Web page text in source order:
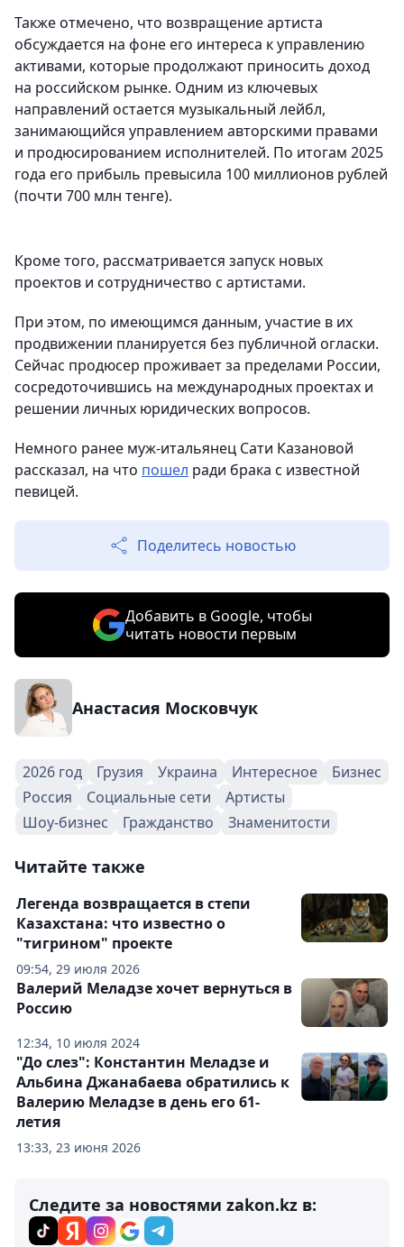
Также отмечено, что возвращение артиста
обсуждается на фоне его интереса к управлению
активами, которые продолжают приносить доход
на российском рынке. Одним из ключевых
направлений остается музыкальный лейбл,
занимающийся управлением авторскими правами
и продюсированием исполнителей. По итогам 2025
года его прибыль превысила 100 миллионов рублей
(почти 700 млн тенге).
Кроме того, рассматривается запуск новых
проектов и сотрудничество с артистами.
При этом, по имеющимся данным, участие в их
продвижении планируется без публичной огласки.
Сейчас продюсер проживает за пределами России,
сосредоточившись на международных проектах и
решении личных юридических вопросов.
Немного ранее муж-итальянец Сати Казановой
рассказал, на что пошел ради брака с известной
певицей.
Поделитесь новостью
Добавить в Google, чтобы
читать новости первым
Анастасия Московчук
2026 год Грузия Украина Интересное
Бизнес
Россия
Социальные сети
Артисты
Шоу-бизнес
Гражданство Знаменитости
Читайте также
09:54, 29 июля 2026
Легенда возвращается в степи
Казахстана: что известно о
"тигрином" проекте
12:34, 10 июля 2024
Валерий Меладзе хочет вернуться в
Россию
13:33, 23 июня 2026
"До слез": Константин Меладзе и
Альбина Джанабаева обратились к
Валерию Меладзе в день его 61-
летия
Следите за новостями zakon.kz в: